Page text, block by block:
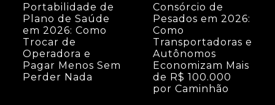
Portabilidade de
Plano de Saúde
em 2026: Como
Trocar de
Operadora e
Pagar Menos Sem
Perder Nada
Consórcio de
Pesados em 2026:
Como
Transportadoras e
Autônomos
Economizam Mais
de R$ 100.000
por Caminhão